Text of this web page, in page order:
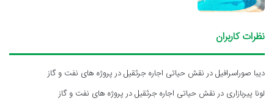
نظرات کاربران
دیبا صوراسرافیلدرنقش حیاتی اجاره جرثقیل در پروژه های نفت و گاز
لونا پیربازاری درنقش حیاتی اجاره جرثقیل در پروژه های نفت و گاز